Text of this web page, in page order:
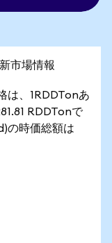
場情報
は、1RDDTonあ
RDDTonで
の時価総額は